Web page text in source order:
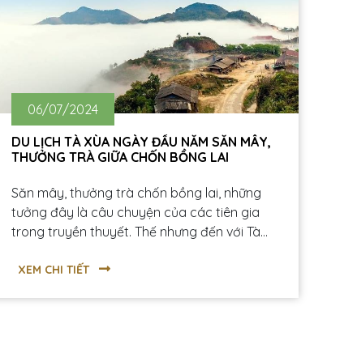
06/07/2024
DU LỊCH TÀ XÙA NGÀY ĐẦU NĂM SĂN MÂY,
THƯỞNG TRÀ GIỮA CHỐN BỒNG LAI
Săn mây, thưởng trà chốn bồng lai, những
tưởng đây là câu chuyện của các tiên gia
trong truyền thuyết. Thế nhưng đến với Tà
được hiện thực hóa. Du lịch Tà Xùa ngày đầu
XEM CHI TIẾT